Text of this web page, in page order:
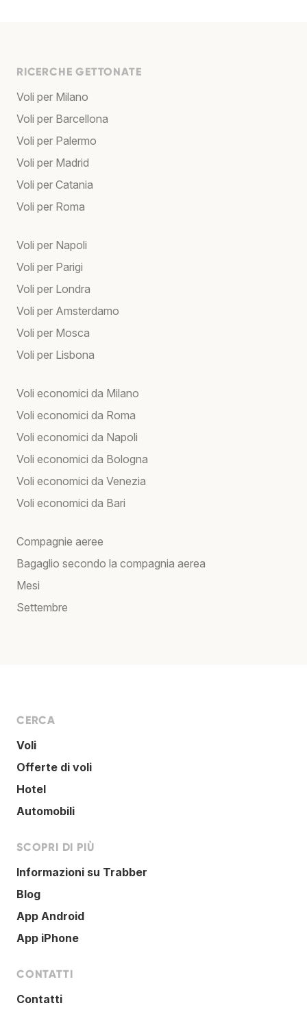
RICERCHE GETTONATE
Voli per Milano
Voli per Barcellona
Voli per Palermo
Voli per Madrid
Voli per Catania
Voli per Roma
Voli per Napoli
Voli per Parigi
Voli per Londra
Voli per Amsterdamo
Voli per Mosca
Voli per Lisbona
Voli economici da Milano
Voli economici da Roma
Voli economici da Napoli
Voli economici da Bologna
Voli economici da Venezia
Voli economici da Bari
Compagnie aeree
Bagaglio secondo la compagnia aerea
Mesi
Settembre
CERCA
Voli
Offerte di voli
Hotel
Automobili
SCOPRI DI PIÙ
Informazioni su Trabber
Blog
App Android
App iPhone
CONTATTI
Contatti